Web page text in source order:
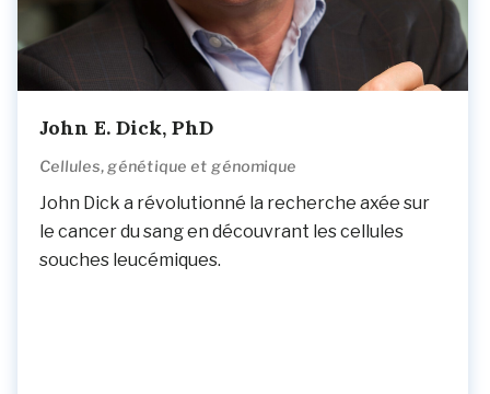
John E. Dick, PhD
Cellules, génétique et génomique
John Dick a révolutionné la recherche axée sur
le cancer du sang en découvrant les cellules
souches leucémiques.